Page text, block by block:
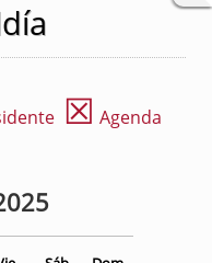
☒ Agenda